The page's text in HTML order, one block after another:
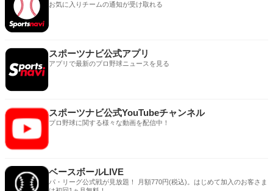
お気に入りチームの通知が受け取れる
スポーツナビ公式アプリ
アプリで最新のプロ野球ニュースを見る
スポーツナビ公式YouTubeチャンネル
プロ野球に関する様々な動画を配信中！
ベースボールLIVE
パ・リーグ公式戦が見放題！ 月額770円(税込)。はじめて加入のお客さま